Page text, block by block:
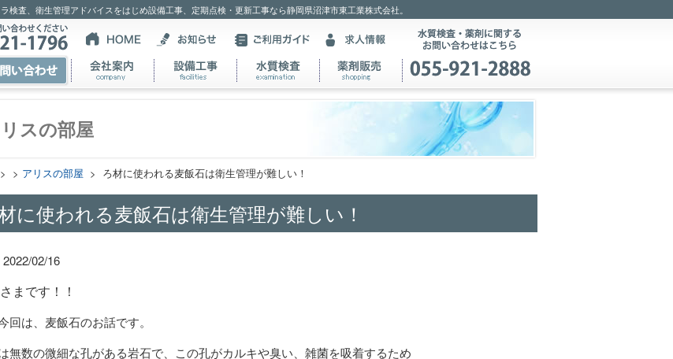
検査、衛生管理アドバイスをはじめ設備工事、定期点検・更新工事なら静岡県沼津市東工業株式会社。
スの部屋
> > アリスの部屋 > ろ材に使われる麦飯石は衛生管理が難しい！
に使われる麦飯石は衛生管理が難しい！
2022/02/16
まです！！
回は、麦飯石のお話です。
無数の微細な孔がある岩石で、この孔がカルキや臭い、雑菌を吸着するため